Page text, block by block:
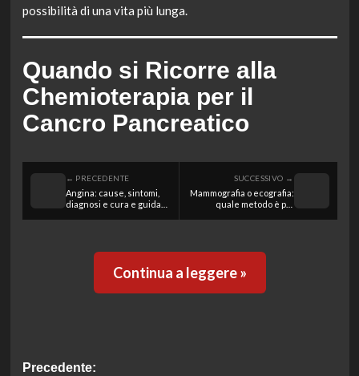
possibilità di una vita più lunga.
Quando si Ricorre alla
Chemioterapia per il
Cancro Pancreatico
← PRECEDENTE
Angina: cause, sintomi,
diagnosi e cura e guida
SUCCESSIVO →
Mammografia o ecografia:
quale metodo è più
Continua a leggere »
Navigazione
Precedente: